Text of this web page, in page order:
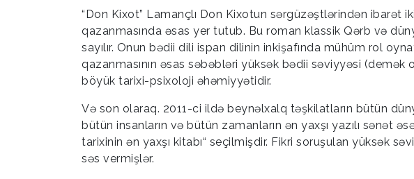
“Don Kixot” Lamançlı Don Kixotun sərgüzəştlərindən ibarət
qazanmasında əsas yer tutub. Bu roman klassik Qərb və
sayılır. Onun bədii dili ispan dilinin inkişafında mühüm rol
qazanmasının əsas səbəbləri yüksək bədii səviyyəsi
böyük tarixi-psixoloji əhəmiyyətidir.
Və son olaraq. 2011-ci ildə beynəlxalq təşkilatların bütün
bütün insanların və bütün zamanların ən yaxşı yazılı sənət
tarixinin ən yaxşı kitabı“ seçilmişdir. Fikri soruşulan yüksək
səs vermişlər.